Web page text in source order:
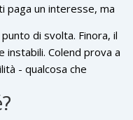
paga un interesse, ma
Revenue), è
stabile per gli utenti,
di svolta. Finora, il
instabili. Colend prova a
- qualcosa che